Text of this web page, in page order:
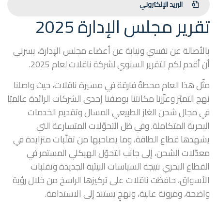
البريد الإلكتروني
تقرير مجلس الإدارة 2025
بالأصالة عن نفسي ونيابة عن أعضاء مجلس الإدارة، يسرني
أن أقدم لكم التقرير السنوي لشركة ناقلات لعام 2025.
مثّل هذا العام محطةً فارقة في مسيرة ناقلات، حيث واصلنا
نهج التميّز وعزّزنا مكانتنا بوصفنا إحدى الشركات الرائدة عالميًا
في مجال شحن الغاز الطبيعي المسال وتقديم الخدمات
البحرية المتكاملة. وفي ظل التحوّلات المتسارعة التي
يشهدها قطاع الطاقة، وما يصاحبها من تقلّبات متزايدة في
معدّلات الشحن، إلى جانب التحوّل الهيكلي المستمر في
القطاع البحري نتيجة السياسات البيئية الجديدة وتقلبات
الأسواق، حافظت ناقلات على تركيزها الراسخ من خلال رؤية
واضحة، ومرونة عالية، ونهجٍ يستند إلى الاستدامة.